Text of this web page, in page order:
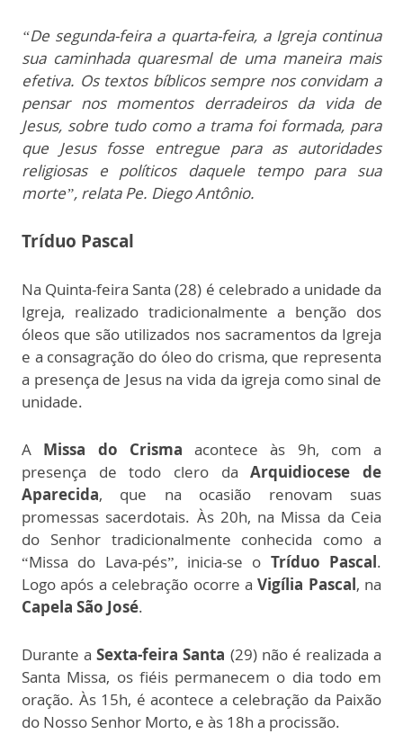
“De segunda-feira a quarta-feira, a Igreja continua
sua caminhada quaresmal de uma maneira mais
efetiva. Os textos bíblicos sempre nos convidam a
pensar nos momentos derradeiros da vida de
Jesus, sobre tudo como a trama foi formada, para
que Jesus fosse entregue para as autoridades
religiosas e políticos daquele tempo para sua
morte”, relata Pe. Diego Antônio.
Tríduo Pascal
Na Quinta-feira Santa (28) é celebrado a unidade da
Igreja, realizado tradicionalmente a benção dos
óleos que são utilizados nos sacramentos da Igreja
e a consagração do óleo do crisma, que representa
a presença de Jesus na vida da igreja como sinal de
unidade.
A Missa do Crisma acontece às 9h, com a
presença de todo clero daArquidiocese de
Aparecida, que na ocasião renovam suas
promessas sacerdotais. Às 20h, na Missa da Ceia
do Senhor tradicionalmente conhecida como a
“Missa do Lava-pés”, inicia-se o Tríduo Pascal.
Logo após a celebração ocorre aVigília Pascal, na
Capela São José.
Durante a Sexta-feira Santa (29) não é realizada a
Santa Missa, os fiéis permanecem o dia todo em
oração. Às 15h, é acontece a celebração da Paixão
do Nosso Senhor Morto, e às 18h a procissão.